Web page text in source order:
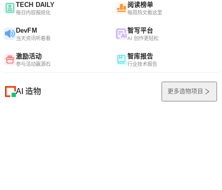
TECH DAILY
每日内容报纸化
阅读榜单
每周热文看这里
DevFM
当天资讯听着看
智写平台
AI 创作更轻松
激励活动
参与活动赢源石
智库报告
行业技术报告
AI 造物 更多造物项目